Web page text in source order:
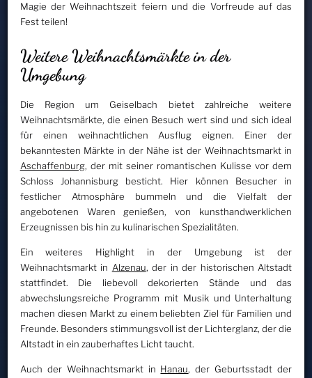
Magie der Weihnachtszeit feiern und die Vorfreude auf das
Fest teilen!
Weitere Weihnachtsmärkte in der
Umgebung
Die Region um Geiselbach bietet zahlreiche weitere
Weihnachtsmärkte, die einen Besuch wert sind und sich ideal
für einen weihnachtlichen Ausflug eignen. Einer der
bekanntesten Märkte in der Nähe ist der Weihnachtsmarkt in
Aschaffenburg, der mit seiner romantischen Kulisse vor dem
Schloss Johannisburg besticht. Hier können Besucher in
festlicher Atmosphäre bummeln und die Vielfalt der
angebotenen Waren genießen, von kunsthandwerklichen
Erzeugnissen bis hin zu kulinarischen Spezialitäten.
Ein weiteres Highlight in der Umgebung ist der
Weihnachtsmarkt in Alzenau, der in der historischen Altstadt
stattfindet. Die liebevoll dekorierten Stände und das
abwechslungsreiche Programm mit Musik und Unterhaltung
machen diesen Markt zu einem beliebten Ziel für Familien und
Freunde. Besonders stimmungsvoll ist der Lichterglanz, der die
Altstadt in ein zauberhaftes Licht taucht.
Auch der Weihnachtsmarkt in Hanau, der Geburtsstadt der